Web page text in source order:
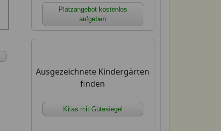
Platzangebot kostenlos
aufgeben
Ausgezeichnete Kindergärten
finden
Kitas mit Gütesiegel